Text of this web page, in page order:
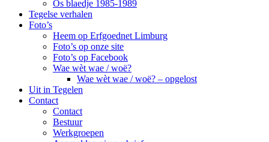
Ôs blaedje 1985-1989
Tegelse verhalen
Foto’s
Heem op Erfgoednet Limburg
Foto’s op onze site
Foto’s op Facebook
Wae wèt wae / woë?
Wae wèt wae / woë? – opgelost
Uit in Tegelen
Contact
Contact
Bestuur
Werkgroepen